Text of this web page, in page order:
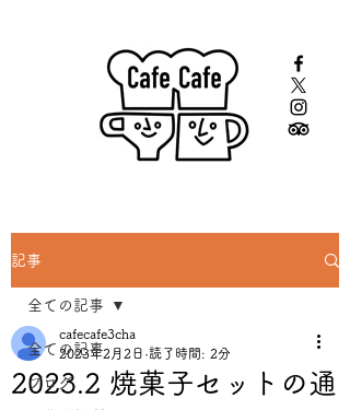
記事
全ての記事
ブログ
全ての記事
2023.2 焼菓子セットの通
cafecafe3cha
2023年2月2日 読了時間: 2分